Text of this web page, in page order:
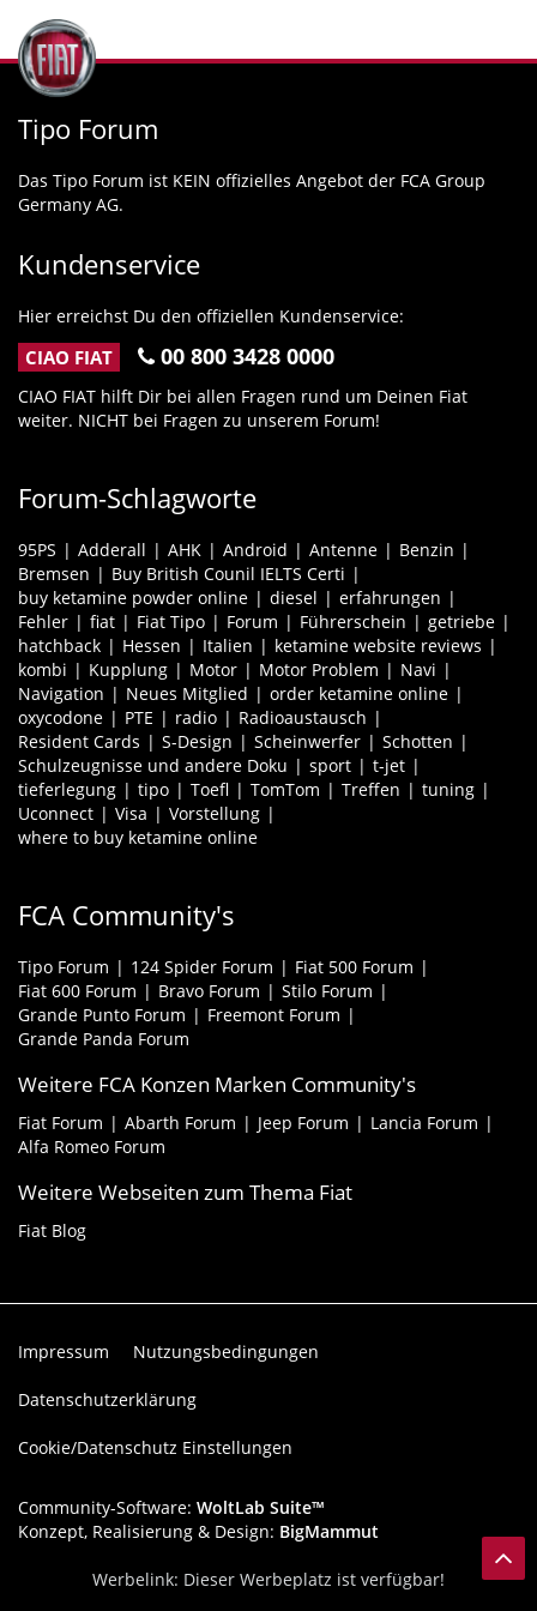
Tipo Forum
Das Tipo Forum ist KEIN offizielles Angebot der FCA Group
Germany AG.
Kundenservice
Hier erreichst Du den offiziellen Kundenservice:
CIAO FIAT 00 800 3428 0000
CIAO FIAT hilft Dir bei allen Fragen rund um Deinen Fiat
weiter. NICHT bei Fragen zu unserem Forum!
Forum-Schlagworte
95PS Adderall AHK Android Antenne
Benzin
Bremsen
Buy British Counil IELTS Certi
buy ketamine powder online
diesel
erfahrungen
Fehler
fiat Fiat Tipo Forum Führerschein
getriebe
hatchback
Hessen Italien
ketamine website reviews
kombi
Kupplung Motor Motor Problem
Navi
Navigation
Neues Mitglied
order ketamine online
oxycodone
PTE radio
Radioaustausch
Resident Cards
S-Design Scheinwerfer
Schotten
Schulzeugnisse und andere Doku
sport
t-jet
tieferlegung
tipo Toefl TomTom Treffen
tuning
Uconnect
Visa
Vorstellung
where to buy ketamine online
FCA Community's
Tipo Forum 124 Spider Forum
Fiat 500 Forum
Fiat 600 Forum
Bravo Forum
Stilo Forum
Grande Punto Forum
Freemont Forum
Grande Panda Forum
Weitere FCA Konzen Marken Community's
Fiat Forum Abarth Forum Jeep Forum
Lancia Forum
Alfa Romeo Forum
Weitere Webseiten zum Thema Fiat
Fiat Blog
Impressum Nutzungsbedingungen
Datenschutzerklärung
Cookie/Datenschutz Einstellungen
Community-Software: WoltLab Suite™
Konzept, Realisierung & Design: BigMammut
Werbelink: Dieser Werbeplatz ist verfügbar!